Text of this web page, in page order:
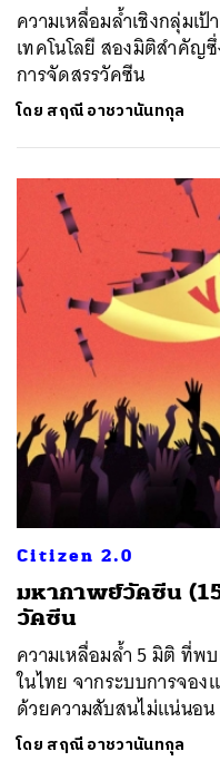
ความเหลื่อมล้ำเชิงกลุ่มเ
เทคโนโลยี สองมิติสำคัญ
การจัดสรรวัคซีน
โดย สฤณี อาชวานันทกุล
Citizen 2.0
มหากาพย์วัคซีน
วัคซีน
ความเหลื่อมล้ำ 5 มิติ ที่พ
ในไทย จากระบบการจอ
ด้วยความสับสนไม่แน่นอน
โดย สฤณี อาชวานันทกุล